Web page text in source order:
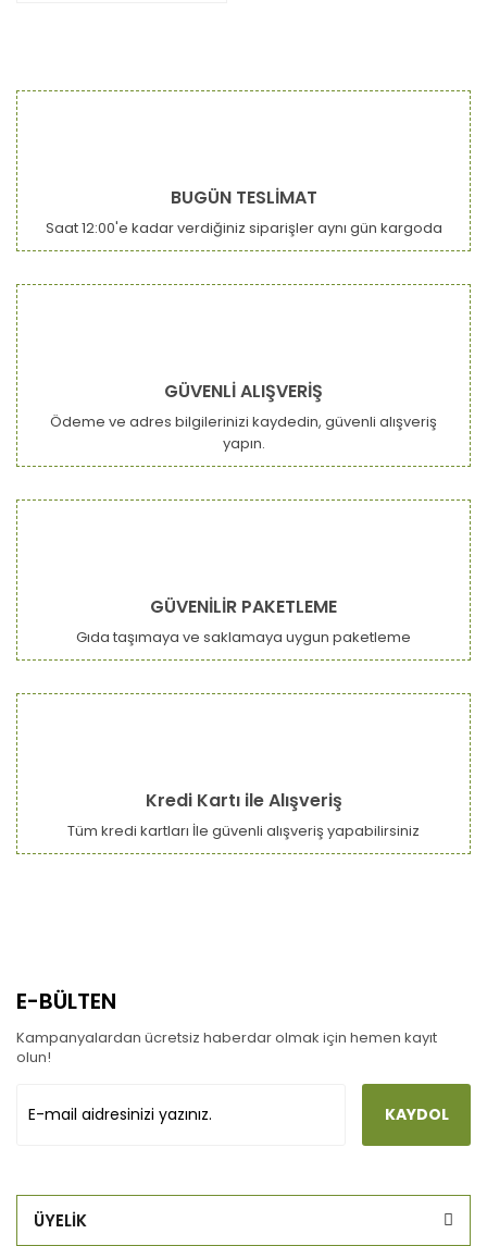
BUGÜN TESLİMAT
Saat 12:00'e kadar verdiğiniz siparişler aynı gün kargoda
GÜVENLİ ALIŞVERİŞ
Ödeme ve adres bilgilerinizi kaydedin, güvenli alışveriş
yapın.
GÜVENİLİR PAKETLEME
Gıda taşımaya ve saklamaya uygun paketleme
Kredi Kartı ile Alışveriş
Tüm kredi kartları İle güvenli alışveriş yapabilirsiniz
E-BÜLTEN
Kampanyalardan ücretsiz haberdar olmak için hemen kayıt
olun!
KAYDOL
ÜYELİK